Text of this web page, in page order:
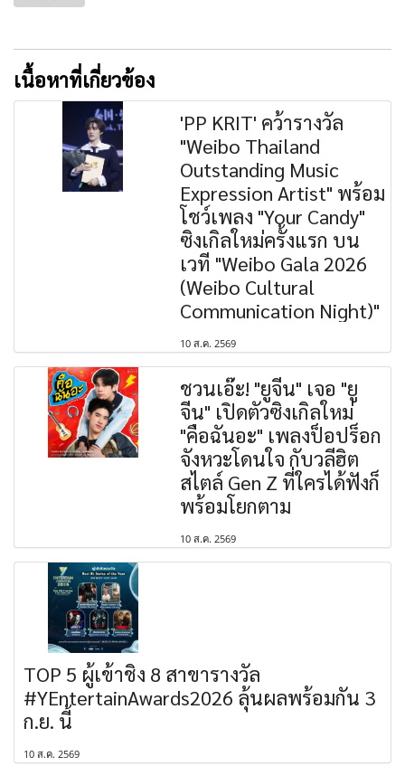
เนื้อหาที่เกี่ยวข้อง
'PP KRIT' คว้ารางวัล
"Weibo Thailand
Outstanding Music
Expression Artist" พร้อม
โชว์เพลง "Your Candy"
ซิงเกิลใหม่ครั้งแรก บน
เวที "Weibo Gala 2026
(Weibo Cultural
Communication Night)"
10 ส.ค. 2569
ชวนเอ๊ะ! "ยูจีน" เจอ "ยู
จีน" เปิดตัวซิงเกิลใหม่
"คือฉันอะ" เพลงป็อปร็อก
จังหวะโดนใจ กับวลีฮิต
สไตล์ Gen Z ที่ใครได้ฟังก็
พร้อมโยกตาม
10 ส.ค. 2569
TOP 5 ผู้เข้าชิง 8 สาขารางวัล
#YEntertainAwards2026 ลุ้นผลพร้อมกัน 3
ก.ย. นี้
10 ส.ค. 2569